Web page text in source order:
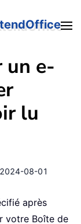
un e-
lu
2024-08-01
après
votre Boîte de